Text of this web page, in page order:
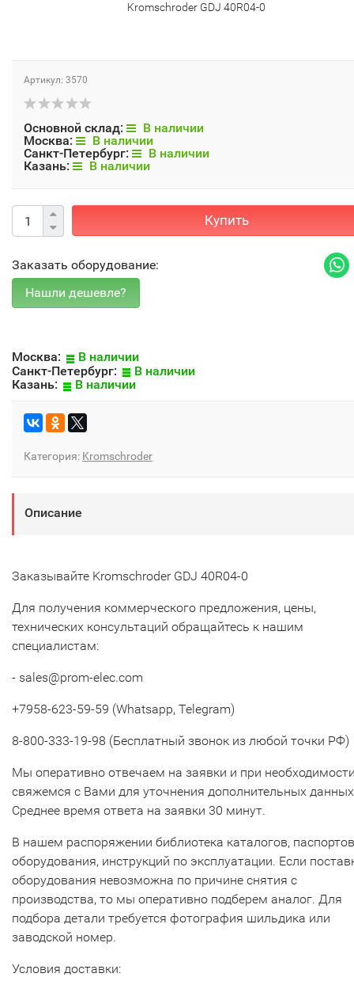
Kromschroder GDJ 40R04-0
Артикул: 3570
Основной склад:
В наличии
Москва:
В наличии
Санкт-Петербург:
В наличии
Казань:
В наличии
Купить
Заказать оборудование:
Москва:
В наличии
Санкт-Петербург:
В наличии
Казань:
В наличии
Категория: Kromschroder
Описание
Заказывайте Kromschroder GDJ 40R04-0
Для получения коммерческого предложения, цены,
технических консультаций обращайтесь к нашим
специалистам:
- sales@prom-elec.com
+7958-623-59-59 (Whatsapp, Telegram)
8-800-333-19-98 (Бесплатный звонок из любой точки РФ)
Мы оперативно отвечаем на заявки и при
свяжемся с Вами для уточнения дополнительных
Среднее время ответа на заявки 30 минут.
В нашем распоряжении библиотека каталогов, паспортов
оборудования, инструкций по эксплуатации. Если
оборудования невозможна по причине снятия с
производства, то мы оперативно подберем аналог. Для
подбора детали требуется фотография шильдика или
заводской номер.
Условия доставки: